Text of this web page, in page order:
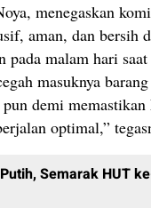
menegaskan
aman, dan bersih
malam hari
masuknya
demi
optimal,”
Semarak HUT